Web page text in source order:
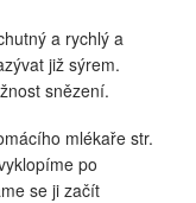
a rychlý a
již sýrem.
snězení.
mlékaře str.
po
se ji začít